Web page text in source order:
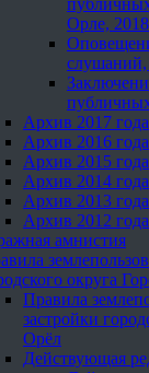
Орле,
слушаний,
Архив 2017 года
Архив 2016 года
Архив 2015 года
Архив 2014 года
Архив 2013 года
Архив 2012 года
амнистия
округа
Правила
застройки
Орёл
Действующая